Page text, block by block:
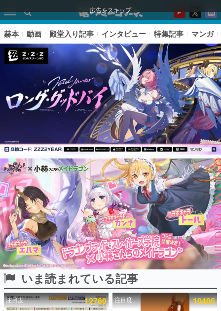
広告をスキップ
ピックアップ
電ファミのいま読まれている記事ランキング
アプリセール情報
インタビュー
連載・特集一覧
殿堂入り記事
SNS拡散数が数千以上！ ページビュー数万以上！ などな
ど。多くの人々に読まれた、電ファミ渾身の“殿堂入り”記
事をまとめました。
赫本 動画 殿堂入り記事 インタビュー 特集記事 マンガ
いま読まれている記事
注目度 12760 注目度 10406